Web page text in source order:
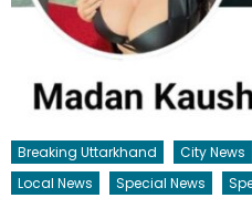
Breaking Uttarkhand City News
Local News
Special News